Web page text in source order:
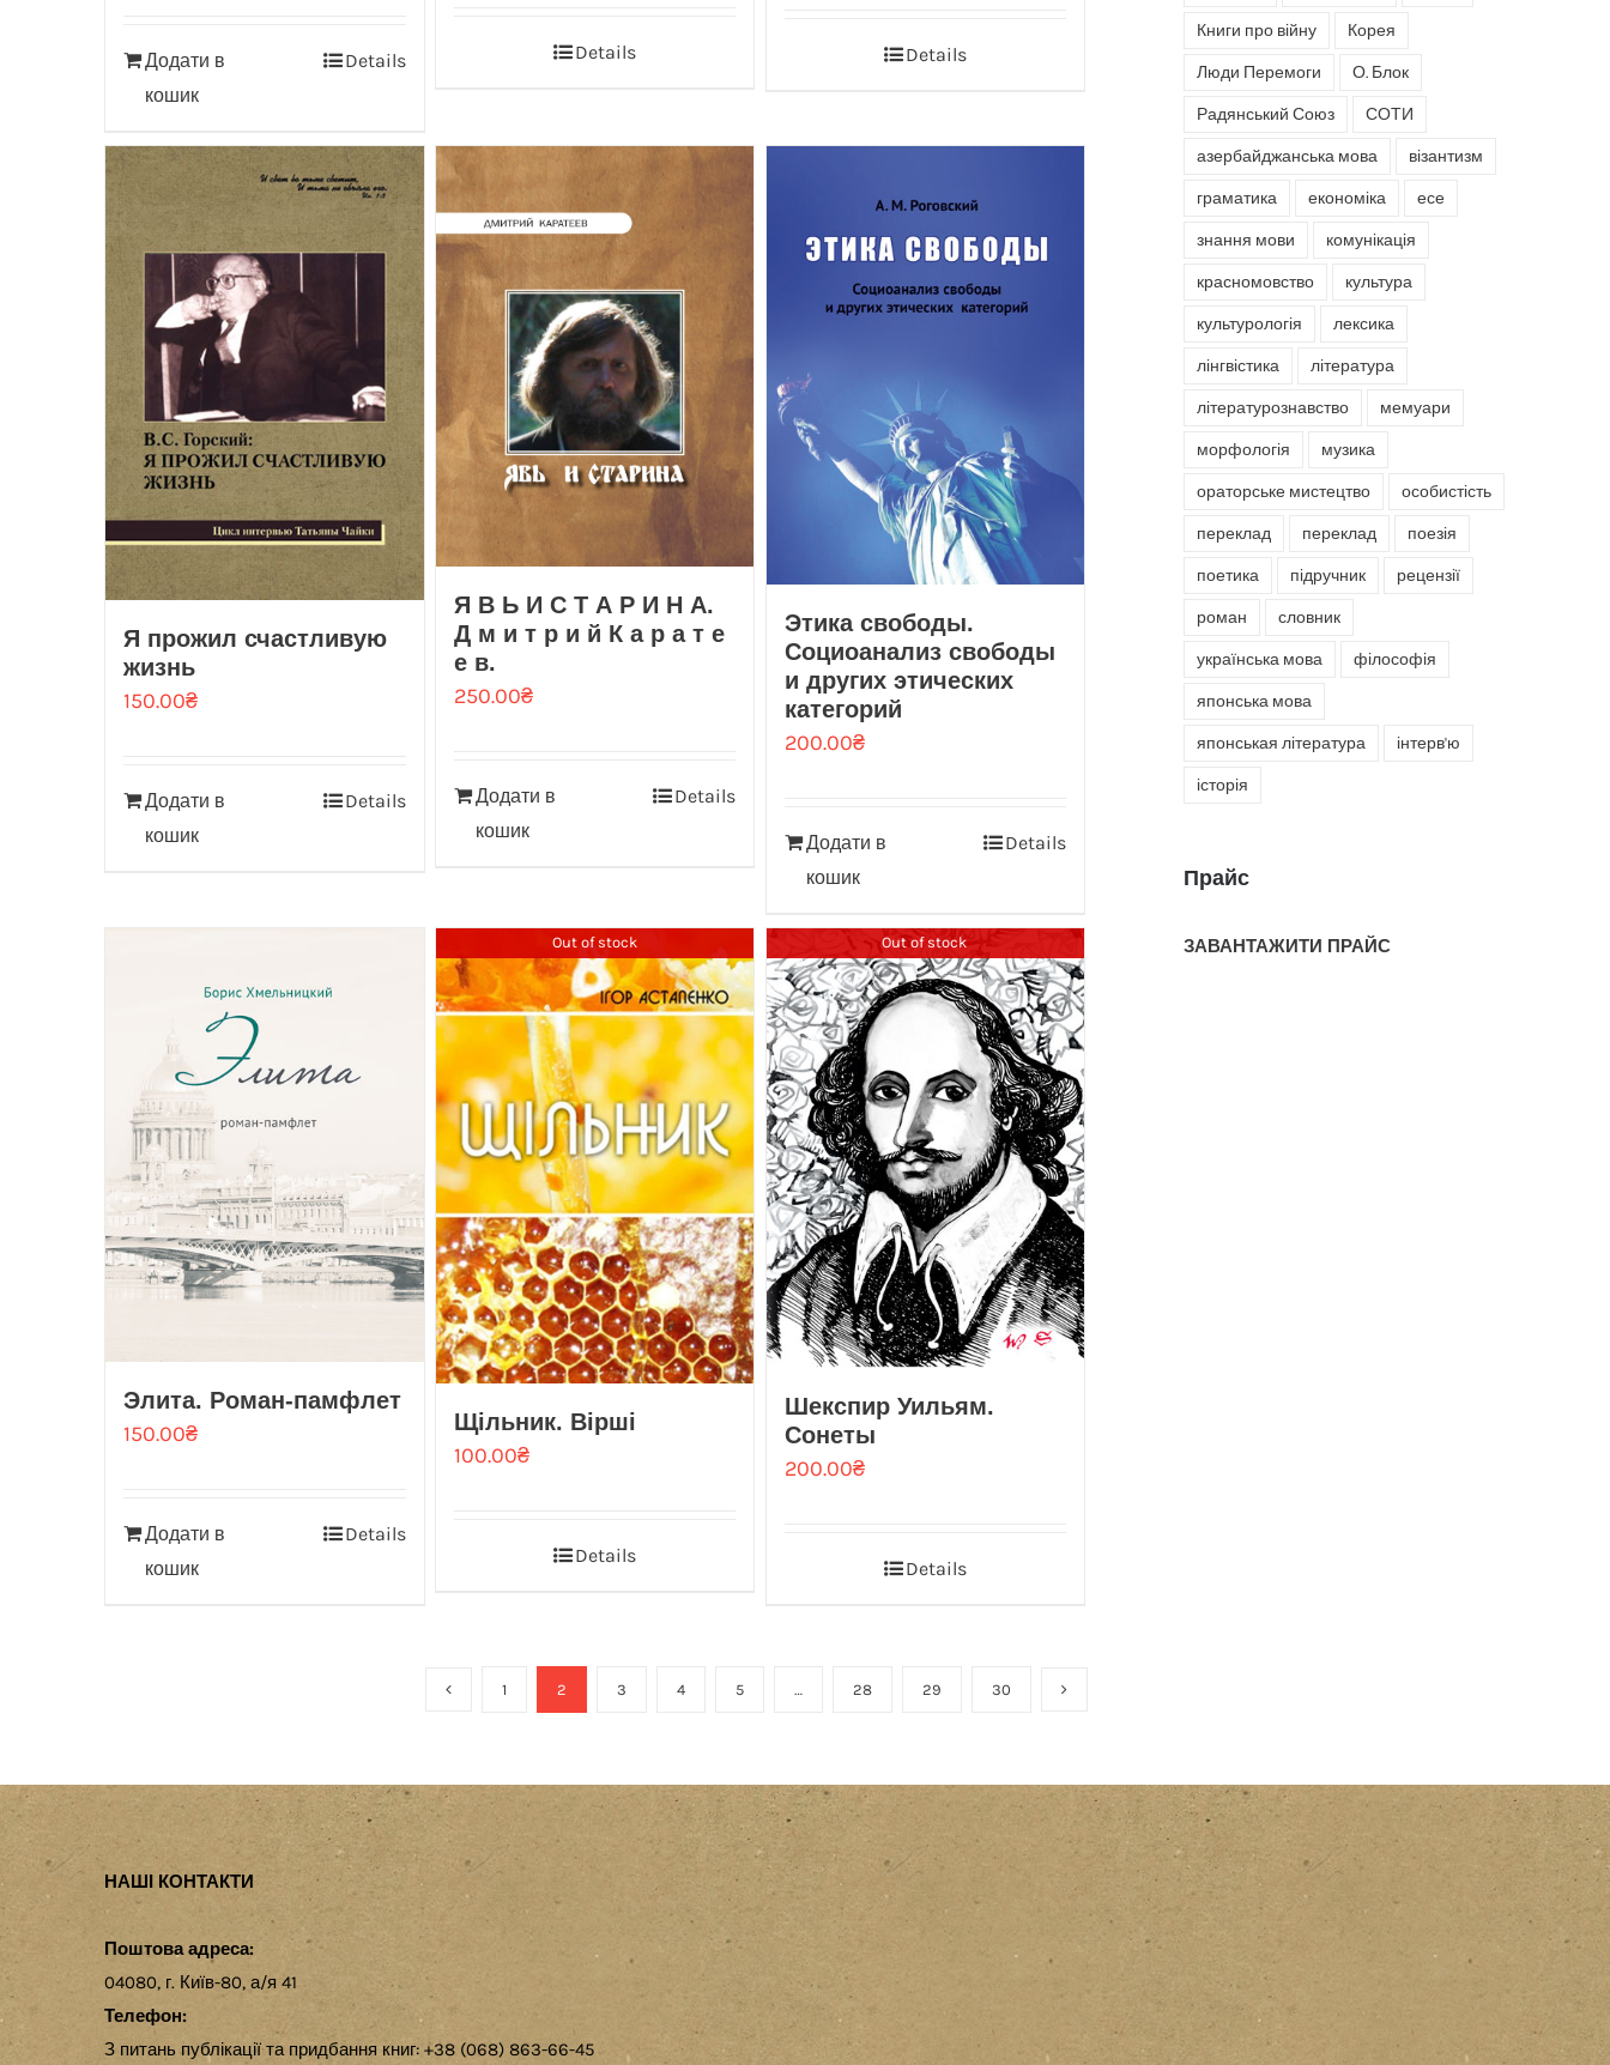
Додати в
кошик
Details Details Details
Я прожил счастливую
жизнь
150.00₴
Додати в
кошик
Details
Я В Ь И С Т А Р И Н А.
Д м и т р и й К а р а т е
е в.
250.00₴
Додати в
кошик
Details
Этика свободы.
Социоанализ свободы
и других этических
категорий
200.00₴
Додати в
кошик
Details
Элита. Роман-памфлет
150.00₴
Додати в
кошик
Details
Out of stock
Щільник. Вірші
100.00₴
Details
Out of stock
Шекспир Уильям.
Сонеты
200.00₴
Details
1 2 3 4 5 … 28 29 30
Книги про війну Корея
Люди Перемоги О. Блок
Радянський Союз СОТИ
азербайджанська мова візантизм
граматика економіка есе
знання мови комунікація
красномовство культура
культурологія лексика
лінгвістика література
літературознавство мемуари
морфологія музика
ораторське мистецтво особистість
переклад переклад поезія
поетика підручник рецензії
роман словник
українська мова філософія
японська мова
японськая література інтерв'ю
історія
Прайс
ЗАВАНТАЖИТИ ПРАЙС
НАШІ КОНТАКТИ
Поштова адреса:
04080, г. Київ-80, а/я 41
Телефон:
З питань публікації та придбання книг: +38 (068) 863-66-45